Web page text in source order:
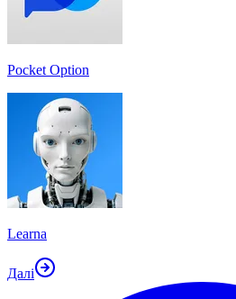
Pocket Option
Learna
Далі